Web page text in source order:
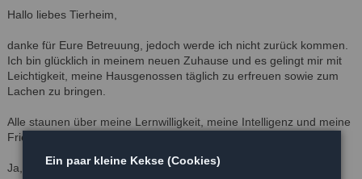
Hallo liebes Tierheim,
danke für Eure Betreuung, jedoch werde ich nicht zurück kommen.
Ich bin glücklich in meinem neuen Zuhause und es gelingt mir mit
Leichtigkeit, meine Hausgenossen täglich zu erfreuen sowie zum
Lachen zu bringen.
Alle staunen über meine Lernwilligkeit, meine Intelligenz und meine
Friedfertigkeit.
Ja, ich bin ein ganz toller Hund.
Ein paar kleine Kekse (Cookies)